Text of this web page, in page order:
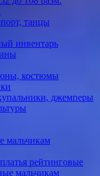
танцы
инвентарь
костюмы
джемперы
мальчикам
рейтинговые
мальчикам